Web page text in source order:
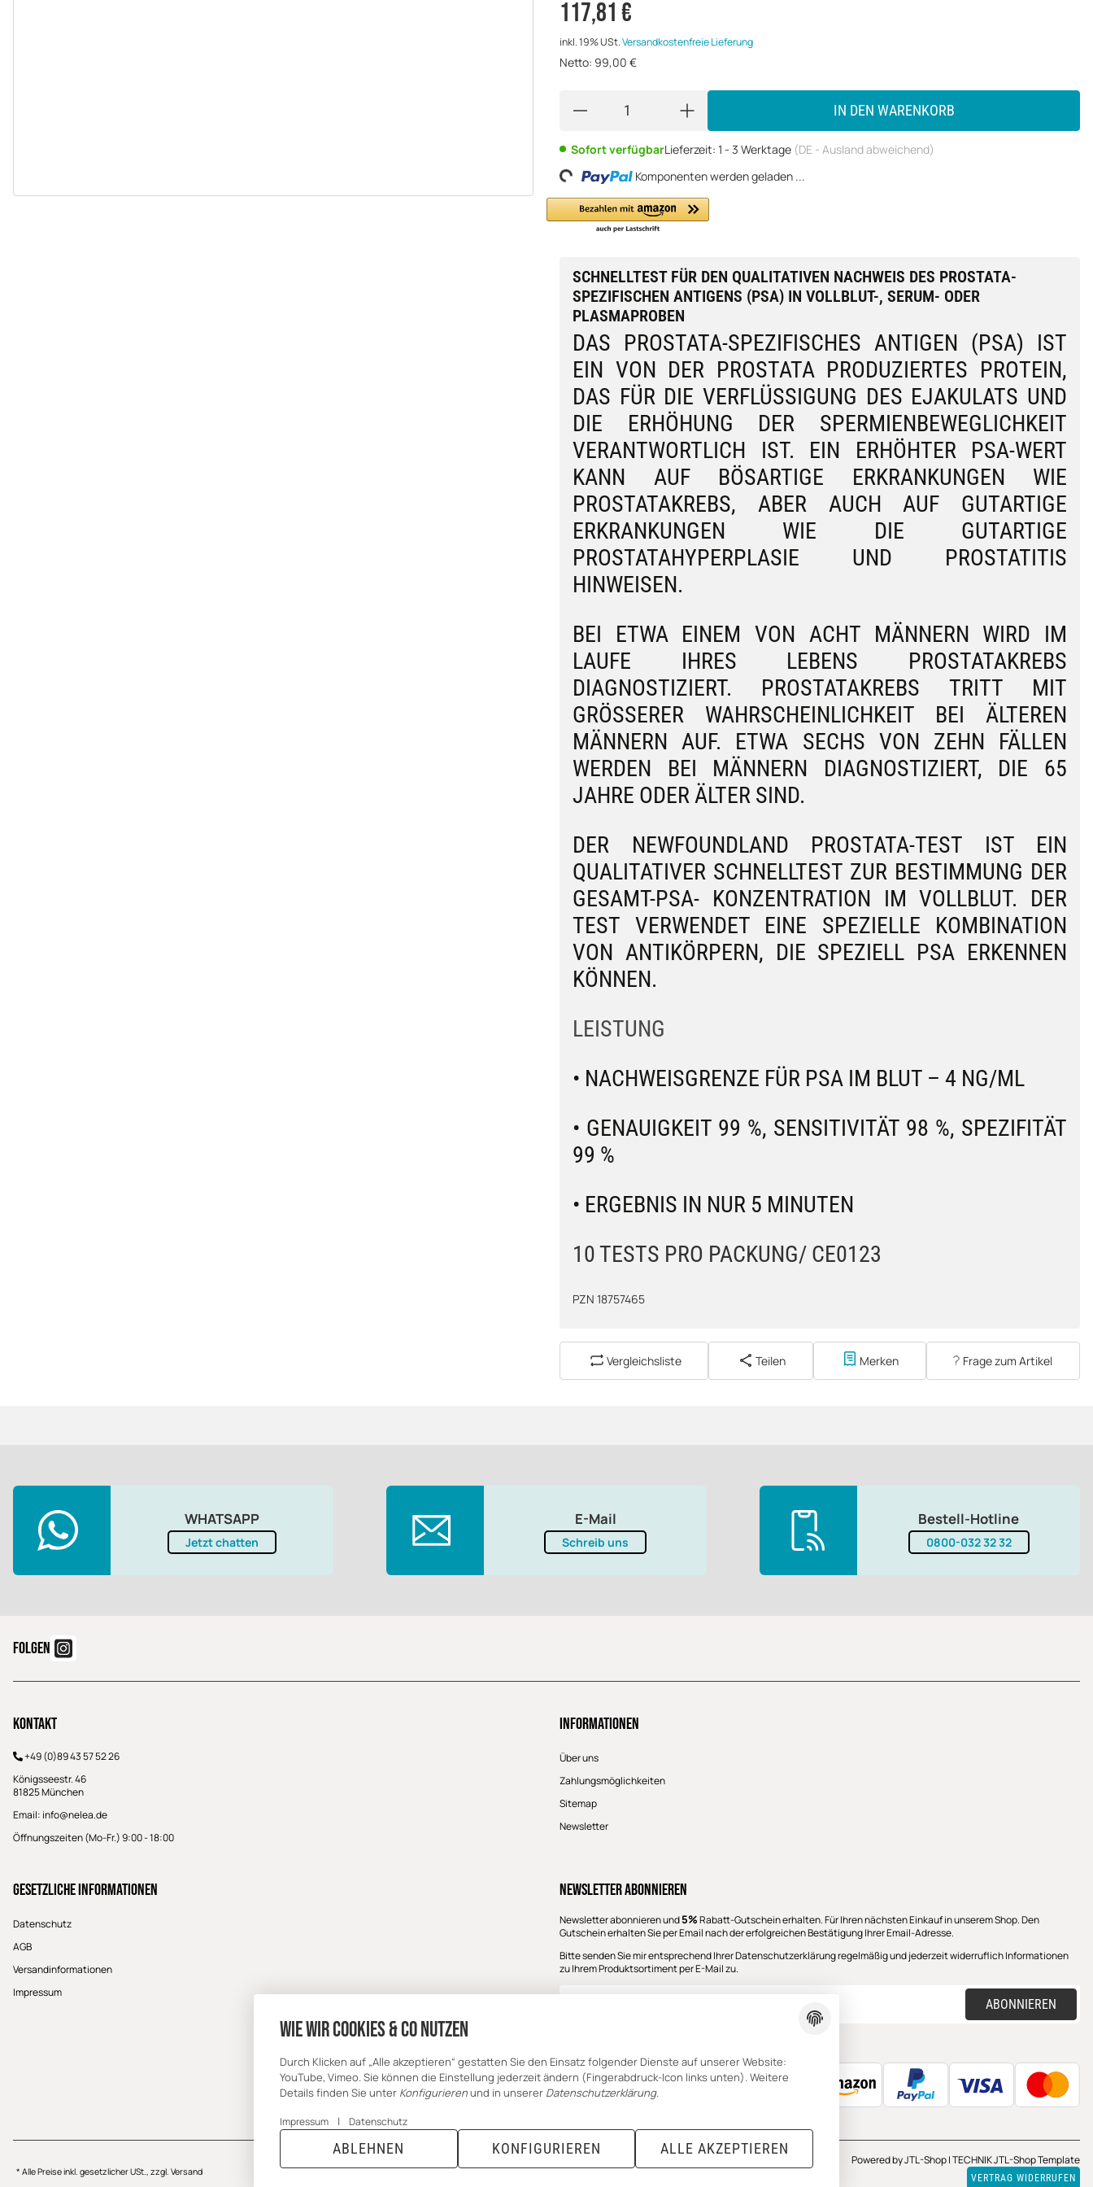
117,81 €
inkl. 19% USt.Versandkostenfreie Lieferung
Netto: 99,00 €
IN DEN WARENKORB
Sofort verfügbarLieferzeit: 1 - 3 Werktage (DE - Ausland abweichend)
Loading... Komponenten werden geladen ...
SCHNELLTEST FÜR DEN QUALITATIVEN NACHWEIS DES PROSTATA-
SPEZIFISCHEN ANTIGENS (PSA) IN VOLLBLUT-, SERUM- ODER
PLASMAPROBEN
DAS PROSTATA-SPEZIFISCHES ANTIGEN (PSA) IST
EIN VON DER PROSTATA PRODUZIERTES PROTEIN,
DAS FÜR DIE VERFLÜSSIGUNG DES EJAKULATS UND
DIE ERHÖHUNG DER SPERMIENBEWEGLICHKEIT
VERANTWORTLICH IST. EIN ERHÖHTER PSA-WERT
KANN AUF BÖSARTIGE ERKRANKUNGEN WIE
PROSTATAKREBS, ABER AUCH AUF GUTARTIGE
ERKRANKUNGEN WIE DIE GUTARTIGE
PROSTATAHYPERPLASIE UND PROSTATITIS
HINWEISEN.
BEI ETWA EINEM VON ACHT MÄNNERN WIRD IM
LAUFE IHRES LEBENS PROSTATAKREBS
DIAGNOSTIZIERT. PROSTATAKREBS TRITT MIT
GRÖSSERER WAHRSCHEINLICHKEIT BEI ÄLTEREN M
ÄNNERN AUF. ETWA SECHS VON ZEHN FÄLLEN W
ERDEN BEI MÄNNERN DIAGNOSTIZIERT, DIE 65 J
AHRE ODER ÄLTER SIND.
DER NEWFOUNDLAND PROSTATA-TEST IST EIN
QUALITATIVER SCHNELLTEST ZUR BESTIMMUNG DER
GESAMT-PSA- KONZENTRATION IM VOLLBLUT. DER
TEST VERWENDET EINE SPEZIELLE KOMBINATION
VON ANTIKÖRPERN, DIE SPEZIELL PSA ERKENNEN
KÖNNEN.
LEISTUNG
• NACHWEISGRENZE FÜR PSA IM BLUT – 4 NG/ML
• GENAUIGKEIT 99 %, SENSITIVITÄT 98 %, SPEZIFITÄT
99 %
• ERGEBNIS IN NUR 5 MINUTEN
10 TESTS PRO PACKUNG/ CE0123
PZN 18757465
Vergleichsliste Teilen Merken Frage zum Artikel
WHATSAPP
Jetzt chatten
E-Mail
Schreib uns
Bestell-Hotline
0800-032 32 32
FOLGEN
Kontakt
+49 (0)89 43 57 52 26
Königsseestr. 46
81825 München
Email: info@nelea.de
Öffnungszeiten (Mo-Fr.) 9:00 - 18:00
Informationen
Über uns
Zahlungsmöglichkeiten
Sitemap
Newsletter
Gesetzliche Informationen
Datenschutz
AGB
Versandinformationen
Impressum
Newsletter Abonnieren
Newsletter abonnieren und5%Rabatt-Gutschein erhalten. Für Ihren nächsten Einkauf in unserem Shop. Den
Gutschein erhalten Sie per Email nach der erfolgreichen Bestätigung Ihrer Email-Adresse.
Bitte senden Sie mir entsprechend IhrerDatenschutzerklärungregelmäßig und jederzeit widerruflich Informationen
zu Ihrem Produktsortiment per E-Mail zu.
E-Mail-Adresse
ABONNIEREN
* Alle Preise inkl. gesetzlicher USt., zzgl. Versand
Powered byJTL-Shop|TECHNIK JTL-Shop Template
VERTRAG WIDERRUFEN
Wie wir Cookies & Co nutzen
Durch Klicken auf „Alle akzeptieren“ gestatten Sie den Einsatz folgender Dienste auf unserer Website:
YouTube, Vimeo. Sie können die Einstellung jederzeit ändern (Fingerabdruck-Icon links unten). Weitere
Details finden Sie unter Konfigurierenund in unserer Datenschutzerklärung.
Impressum | Datenschutz
ABLEHNEN KONFIGURIEREN ALLE AKZEPTIEREN